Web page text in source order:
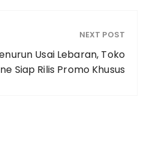
NEXT POST
Usai Lebaran, Toko
Siap Rilis Promo Khusus